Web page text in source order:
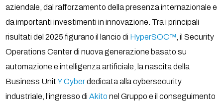
aziendale, dal rafforzamento della presenza internazionale e
da importanti investimenti in innovazione. Tra i principali
risultati del 2025 figurano il lancio di HyperSOC™ , il Security
Operations Center di nuova generazione basato su
automazione e intelligenza artificiale, la nascita della
Business UnitY Cyberdedicata alla cybersecurity
industriale, l’ingresso diAkito nel Gruppo e il conseguimento